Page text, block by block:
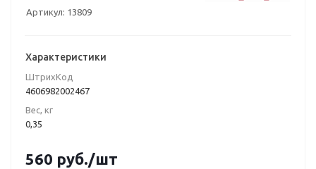
Артикул: 13809
Характеристики
ШтрихКод
4606982002467
Вес, кг
0,35
560 руб./шт